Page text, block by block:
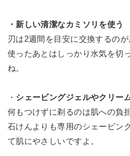
・新しい清潔なカミソリを使う
刃は2週間を目安に交換するのが
使ったあとはしっかり水気を切
ね。
・ シェービングジェルやクリー
何もつけずに剃るのは肌への負
石けんよりも専用のシェービン
て肌にやさしいですよ。